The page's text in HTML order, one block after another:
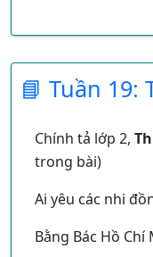
📘 Tuần
Chính tả lớp 2,
trong bài)
Ai yêu các nhi
Bằng Bác Hồ Chí